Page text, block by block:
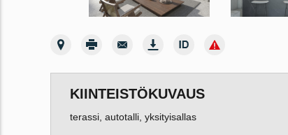
KIINTEISTÖKUVAUS
terassi, autotalli, yksityisallas